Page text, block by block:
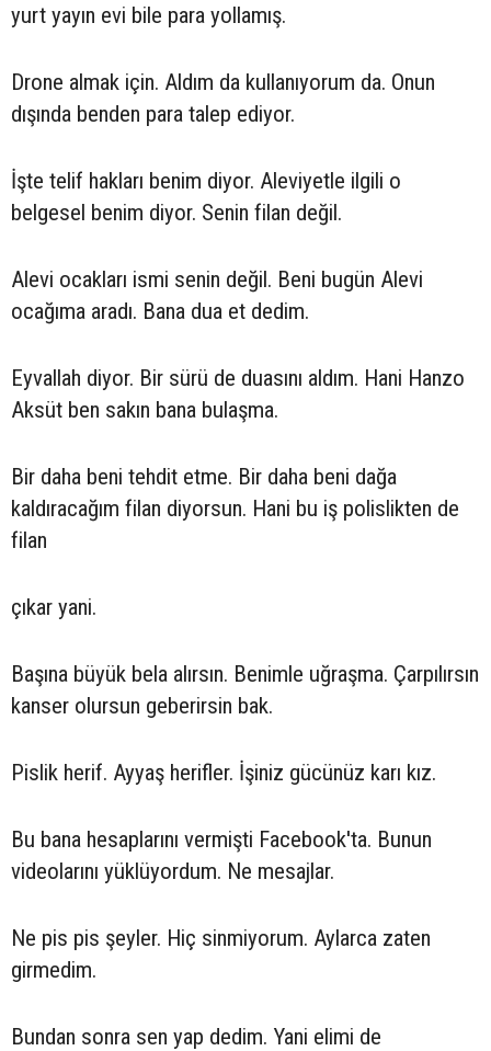
yurt yayın evi bile para yollamış.
Drone almak için. Aldım da kullanıyorum da. Onun
dışında benden para talep ediyor.
İşte telif hakları benim diyor. Aleviyetle ilgili o
belgesel benim diyor. Senin filan değil.
Alevi ocakları ismi senin değil. Beni bugün Alevi
ocağıma aradı. Bana dua et dedim.
Eyvallah diyor. Bir sürü de duasını aldım. Hani Hanzo
Aksüt ben sakın bana bulaşma.
Bir daha beni tehdit etme. Bir daha beni dağa
kaldıracağım filan diyorsun. Hani bu iş polislikten de
filan
çıkar yani.
Başına büyük bela alırsın. Benimle uğraşma. Çarpılırsın
kanser olursun geberirsin bak.
Pislik herif. Ayyaş herifler. İşiniz gücünüz karı kız.
Bu bana hesaplarını vermişti Facebook'ta. Bunun
videolarını yüklüyordum. Ne mesajlar.
Ne pis pis şeyler. Hiç sinmiyorum. Aylarca zaten
girmedim.
Bundan sonra sen yap dedim. Yani elimi de